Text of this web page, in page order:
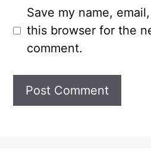
Save my name,
this browser for the
comment.